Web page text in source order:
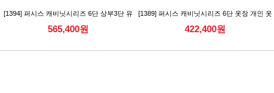
[1394] 퍼시스 캐비닛시리즈 6단 상부3단 유
[CAC386AGN_CAC386AGKN]
565,400원
[1389] 퍼시스 캐비닛시리즈 6단 옷장 개인 옷
422,400원